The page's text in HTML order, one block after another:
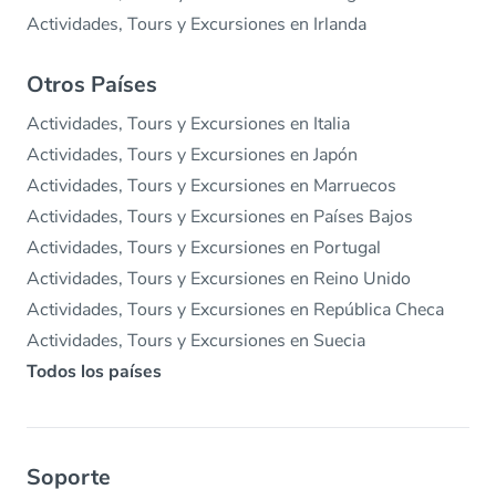
Actividades, Tours y Excursiones en Irlanda
Otros Países
Actividades, Tours y Excursiones en Italia
Actividades, Tours y Excursiones en Japón
Actividades, Tours y Excursiones en Marruecos
Actividades, Tours y Excursiones en Países Bajos
Actividades, Tours y Excursiones en Portugal
Actividades, Tours y Excursiones en Reino Unido
Actividades, Tours y Excursiones en República Checa
Actividades, Tours y Excursiones en Suecia
Todos los países
Soporte